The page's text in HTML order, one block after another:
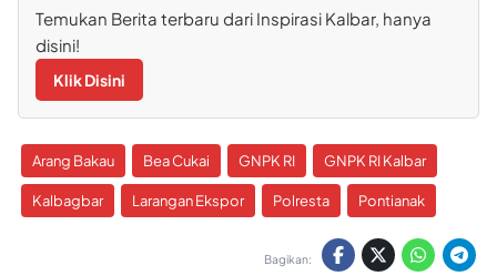
Temukan Berita terbaru dari Inspirasi Kalbar, hanya
disini!
Klik Disini
Arang Bakau Bea Cukai GNPK RI GNPK RI Kalbar
Kalbagbar Larangan Ekspor Polresta Pontianak
Bagikan: